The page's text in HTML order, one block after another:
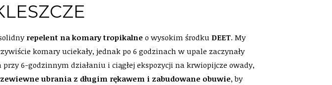
repelent na komary tropikalne o wysokim środku DEET. My
komary uciekały, jednak po 6 godzinach w upale zaczynały
przy 6-godzinnym działaniu i ciągłej ekspozycji na krwiopijcze owady,
ubrania z długim rękawem i zabudowane obuwie, by